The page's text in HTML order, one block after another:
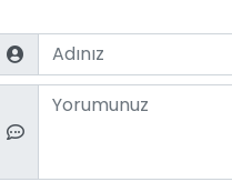
Name
Comment